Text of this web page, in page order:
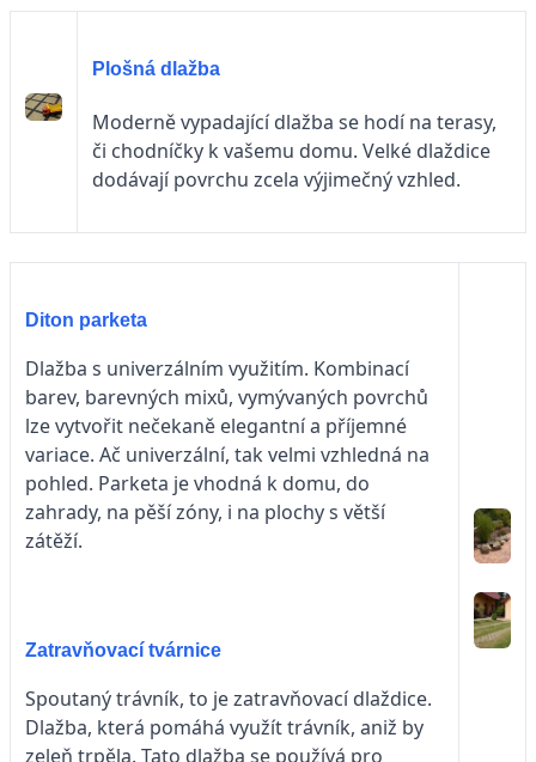
Plošná dlažba
Moderně vypadající dlažba se hodí na terasy,
či chodníčky k vašemu domu. Velké dlaždice
dodávají povrchu zcela výjimečný vzhled.
Diton parketa
Dlažba s univerzálním využitím. Kombinací
barev, barevných mixů, vymývaných povrchů
lze vytvořit nečekaně elegantní a příjemné
variace. Ač univerzální, tak velmi vzhledná na
pohled. Parketa je vhodná k domu, do
zahrady, na pěší zóny, i na plochy s větší
zátěží.
Zatravňovací tvárnice
Spoutaný trávník, to je zatravňovací dlaždice.
Dlažba, která pomáhá využít trávník, aniž by
zeleň trpěla. Tato dlažba se používá pro